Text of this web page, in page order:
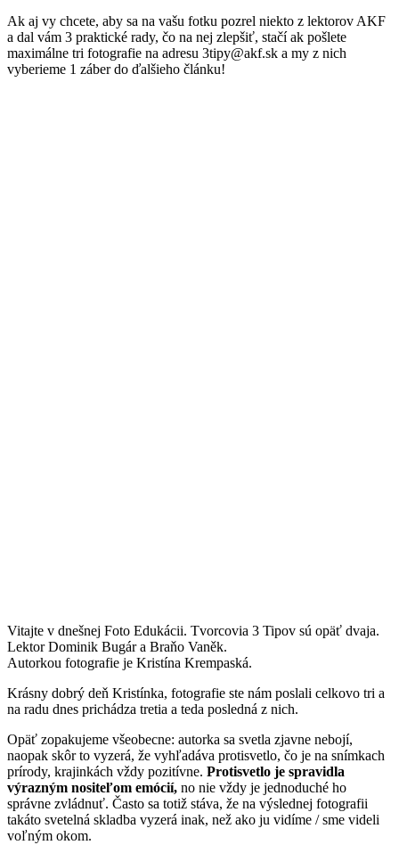
Ak aj vy chcete, aby sa na vašu fotku pozrel niekto z lektorov AKF
a dal vám 3 praktické rady, čo na nej zlepšiť, stačí ak pošlete
maximálne tri fotografie na adresu 3tipy@akf.sk a my z nich
vyberieme 1 záber do ďalšieho článku!
Vitajte v dnešnej Foto Edukácii. Tvorcovia 3 Tipov sú opäť dvaja.
Lektor Dominik Bugár a Braňo Vaněk.
Autorkou fotografie je Kristína Krempaská.
Krásny dobrý deň Kristínka, fotografie ste nám poslali celkovo tri a
na radu dnes prichádza tretia a teda posledná z nich.
Opäť zopakujeme všeobecne: autorka sa svetla zjavne nebojí,
naopak skôr to vyzerá, že vyhľadáva protisvetlo, čo je na snímkach
prírody, krajinkách vždy pozitívne. Protisvetlo je spravidla
výrazným nositeľom emócií, no nie vždy je jednoduché ho
správne zvládnuť. Často sa totiž stáva, že na výslednej fotografii
takáto svetelná skladba vyzerá inak, než ako ju vidíme / sme videli
voľným okom.